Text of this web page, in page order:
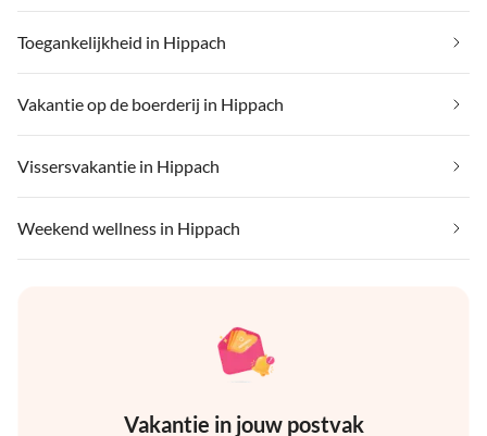
Toegankelijkheid in Hippach
Vakantie op de boerderij in Hippach
Vissersvakantie in Hippach
Weekend wellness in Hippach
Vakantie in jouw postvak